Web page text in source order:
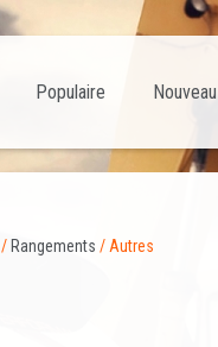
Nouveau
Populaire
/ Rangements / Autres